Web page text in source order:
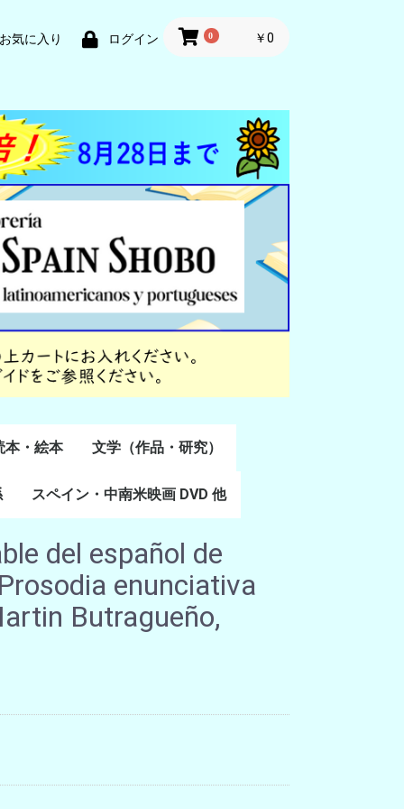
お気に入り ログイン 0 ￥0
本・絵本 文学（作品・研究）
スペイン語文学
ポルトガル語文学
カタルーニャ文学
バスク文学
その他
スペイン・中南米映画 DVD 他
del español de
enunciativa
Butragueño,